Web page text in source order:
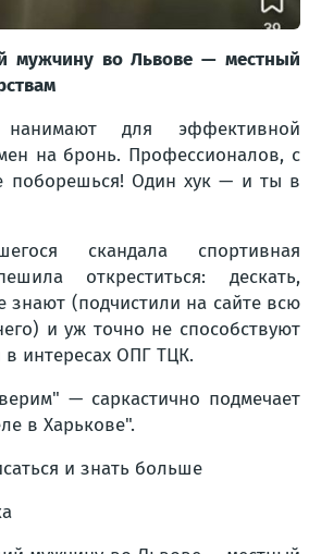
мужчину во Львове — местный
для эффективной
на бронь. Профессионалов, с
поборешься! Один хук — и ты в
скандала спортивная
откреститься: дескать,
знают (подчистили на сайте всю
и уж точно не способствуют
интересах ОПГ ТЦК.
— саркастично подмечает
в Харькове".
и знать больше